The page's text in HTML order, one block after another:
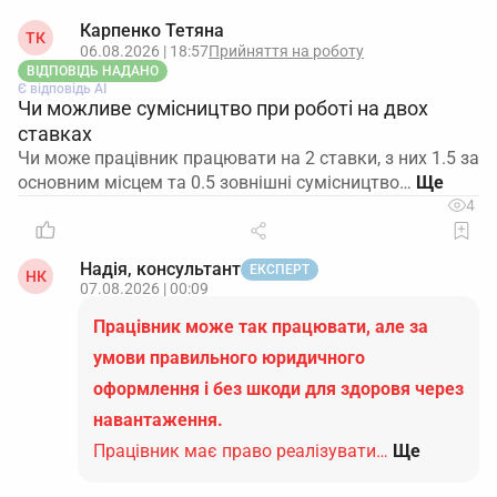
ТК Карпенко Тетяна
06.08.2026 | 18:57Прийняття на роботу
ВІДПОВІДЬ НАДАНО
Є відповідь АІ
Чи можливе сумісництво при роботі на двох
ставках
Чи може працівник працювати на 2 ставки, з них 1.5 за
основним місцем та 0.5 зовнішні сумісництво…
4
НК Надія, консультант ЕКСПЕРТ
07.08.2026 | 00:09
Працівник може так працювати, але за
умови правильного юридичного
оформлення і без шкоди для здоровя через
навантаження.
Працівник має право реалізувати… Ще